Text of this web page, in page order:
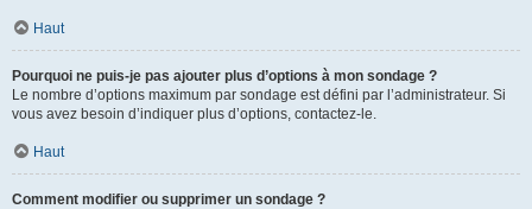
Haut
Pourquoi ne puis-je pas ajouter plus d’options à mon sondage ?
Le nombre d’options maximum par sondage est défini par l’administrateur. Si
vous avez besoin d’indiquer plus d’options, contactez-le.
Haut
Comment modifier ou supprimer un sondage ?